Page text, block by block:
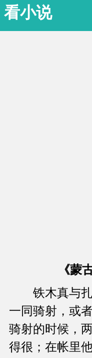
看小说
《蒙
铁木真与扎
一同骑射，或
骑射的时候，
得很；在帐里